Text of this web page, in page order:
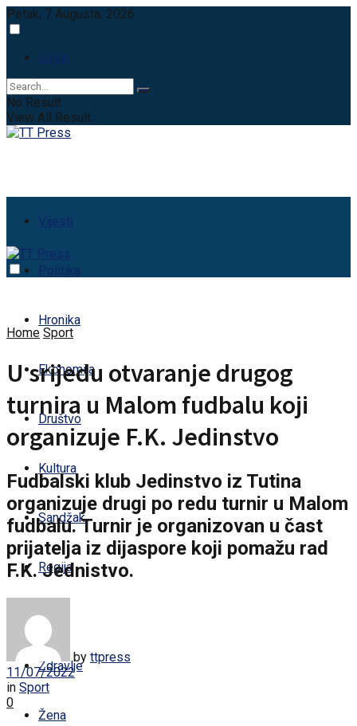
Petak, 7 Augusta, 2026
Login
No Result
View All Result
Vijesti
Politika
Hronika
Ekonomija
Društvo
Kultura
Sandžak
Regija
Svijet
Zdravlje
Žena
Home Sport
U srijedu otvaranje drugog
turnira u Malom fudbalu koji
organizuje F.K. Jedinstvo
Fudbalski klub Jedinstvo iz Tutina
organizuje drugi po redu turnir u Malom
fudbalu. Turnir je organizovan u čast
prijatelja iz dijaspore koji pomažu rad
F.K. Jednistvo.
by ttpress
11/07/2022
in Sport
0